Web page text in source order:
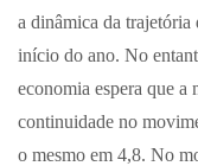
a dinâmica da trajetória
início do ano. No
economia espera que a
continuidade no
o mesmo em 4,8. No